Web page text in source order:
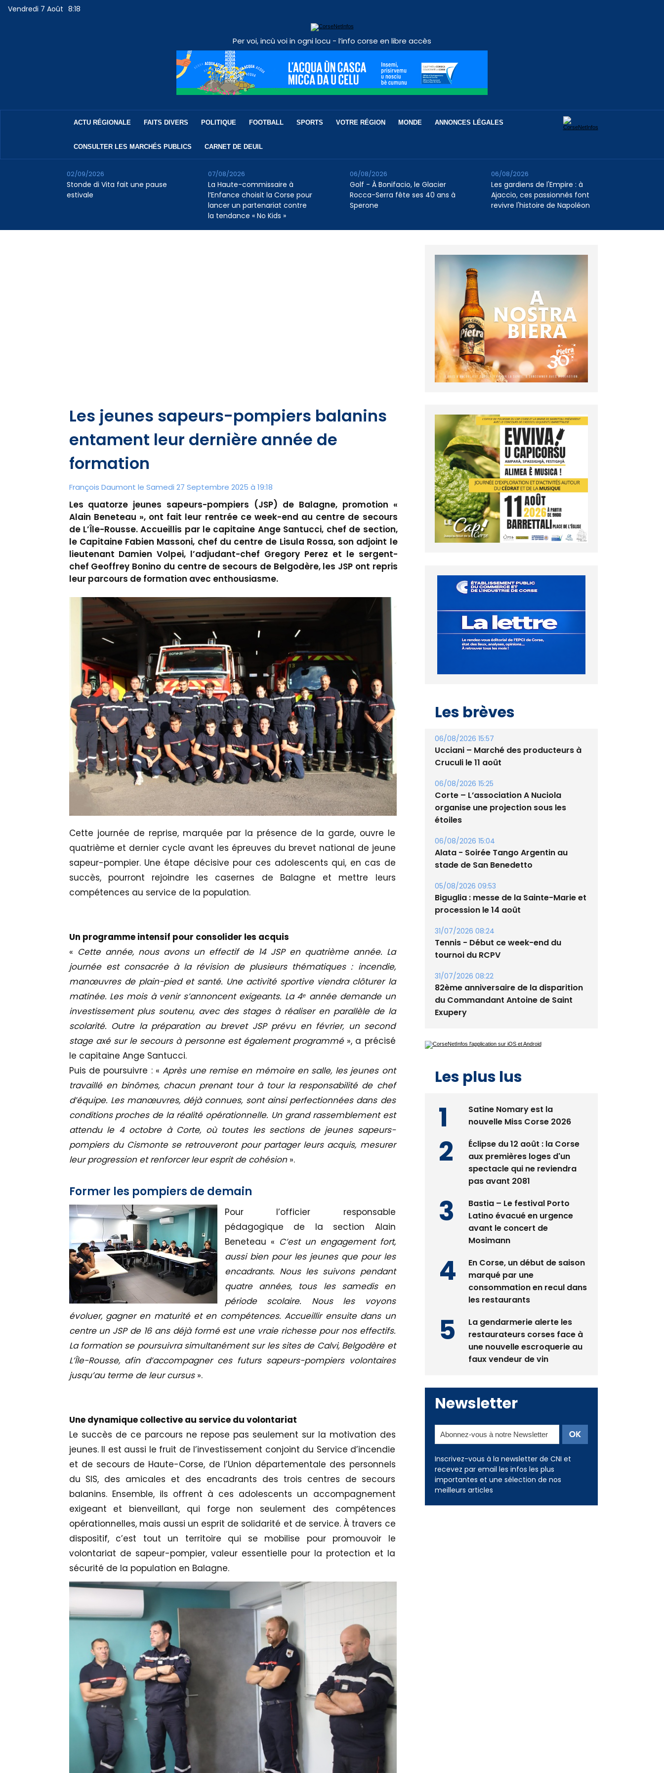
Vendredi 7 Août 8:18
Per voi, incù voi in ogni locu - l’info corse en libre accès
ACTU RÉGIONALE FAITS DIVERS POLITIQUE FOOTBALL SPORTS VOTRE RÉGION MONDE ANNONCES LÉGALES
CONSULTER LES MARCHÉS PUBLICS CARNET DE DEUIL
Stonde di Vita fait une pause
estivale
02/09/2026
La Haute-commissaire à
l’Enfance choisit la Corse pour
lancer un partenariat contre
la tendance « No Kids »
07/08/2026
Golf - À Bonifacio, le Glacier
Rocca-Serra fête ses 40 ans à
Sperone
06/08/2026
Les gardiens de l'Empire : à
Ajaccio, ces passionnés font
revivre l'histoire de Napoléon
06/08/2026
Les jeunes sapeurs-pompiers balanins
entament leur dernière année de
formation
François Daumont le Samedi 27 Septembre 2025 à 19:18
Les quatorze jeunes sapeurs-pompiers (JSP) de Balagne, promotion «
Alain Beneteau », ont fait leur rentrée ce week-end au centre de secours
de L’Île-Rousse. Accueillis par le capitaine Ange Santucci, chef de section,
le Capitaine Fabien Massoni, chef du centre de Lisula Rossa, son adjoint le
lieutenant Damien Volpei, l’adjudant-chef Gregory Perez et le sergent-
chef Geoffrey Bonino du centre de secours de Belgodère, les JSP ont repris
leur parcours de formation avec enthousiasme.
Cette journée de reprise, marquée par la présence de la garde, ouvre le
quatrième et dernier cycle avant les épreuves du brevet national de jeune
sapeur-pompier. Une étape décisive pour ces adolescents qui, en cas de
succès, pourront rejoindre les casernes de Balagne et mettre leurs
compétences au service de la population.
Un programme intensif pour consolider les acquis
« Cette année, nous avons un effectif de 14 JSP en quatrième année. La
journée est consacrée à la révision de plusieurs thématiques : incendie,
manœuvres de plain-pied et santé. Une activité sportive viendra clôturer la
matinée. Les mois à venir s’annoncent exigeants. La 4ᵉ année demande un
investissement plus soutenu, avec des stages à réaliser en parallèle de la
scolarité. Outre la préparation au brevet JSP prévu en février, un second
stage axé sur le secours à personne est également programmé», a précisé
le capitaine Ange Santucci.
Puis de poursuivre : «Après une remise en mémoire en salle, les jeunes ont
travaillé en binômes, chacun prenant tour à tour la responsabilité de chef
d’équipe. Les manœuvres, déjà connues, sont ainsi perfectionnées dans des
conditions proches de la réalité opérationnelle. Un grand rassemblement est
attendu le 4 octobre à Corte, où toutes les sections de jeunes sapeurs-
pompiers du Cismonte se retrouveront pour partager leurs acquis, mesurer
leur progression et renforcer leur esprit de cohésion».
Former les pompiers de demain
Pour l’officier responsable
pédagogique de la section Alain
Beneteau « C’est un engagement fort,
aussi bien pour les jeunes que pour les
encadrants. Nous les suivons pendant
quatre années, tous les samedis en
période scolaire. Nous les voyons
évoluer, gagner en maturité et en compétences. Accueillir ensuite dans un
centre un JSP de 16 ans déjà formé est une vraie richesse pour nos effectifs.
La formation se poursuivra simultanément sur les sites de Calvi, Belgodère et
L’Île-Rousse, afin d’accompagner ces futurs sapeurs-pompiers volontaires
jusqu’au terme de leur cursus».
Une dynamique collective au service du volontariat
Le succès de ce parcours ne repose pas seulement sur la motivation des
jeunes. Il est aussi le fruit de l’investissement conjoint du Service d’incendie
et de secours de Haute-Corse, de l’Union départementale des personnels
du SIS, des amicales et des encadrants des trois centres de secours
balanins. Ensemble, ils offrent à ces adolescents un accompagnement
exigeant et bienveillant, qui forge non seulement des compétences
opérationnelles, mais aussi un esprit de solidarité et de service. À travers ce
dispositif, c’est tout un territoire qui se mobilise pour promouvoir le
volontariat de sapeur-pompier, valeur essentielle pour la protection et la
sécurité de la population en Balagne.
Les brèves
06/08/2026 15:57
Cruculi le 11 août
06/08/2026 15:25
Corte – L’association A Nuciola
étoiles
06/08/2026 15:04
stade de San Benedetto
05/08/2026 09:53
procession le 14 août
31/07/2026 08:24
tournoi du RCPV
31/07/2026 08:22
82ème anniversaire de la disparition
Les plus lus
nouvelle Miss Corse 2026
Éclipse du 12 août : la Corse
aux premières loges d'un
pas avant 2081
Bastia – Le festival Porto
Latino évacué en urgence
Mosimann
En Corse, un début de saison
marqué par une
les restaurants
La gendarmerie alerte les
restaurateurs corses face à
Newsletter
Inscrivez-vous à la newsletter de CNI et
recevez par email les infos les plus
importantes et une sélection de nos